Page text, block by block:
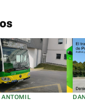
ANTOMIL